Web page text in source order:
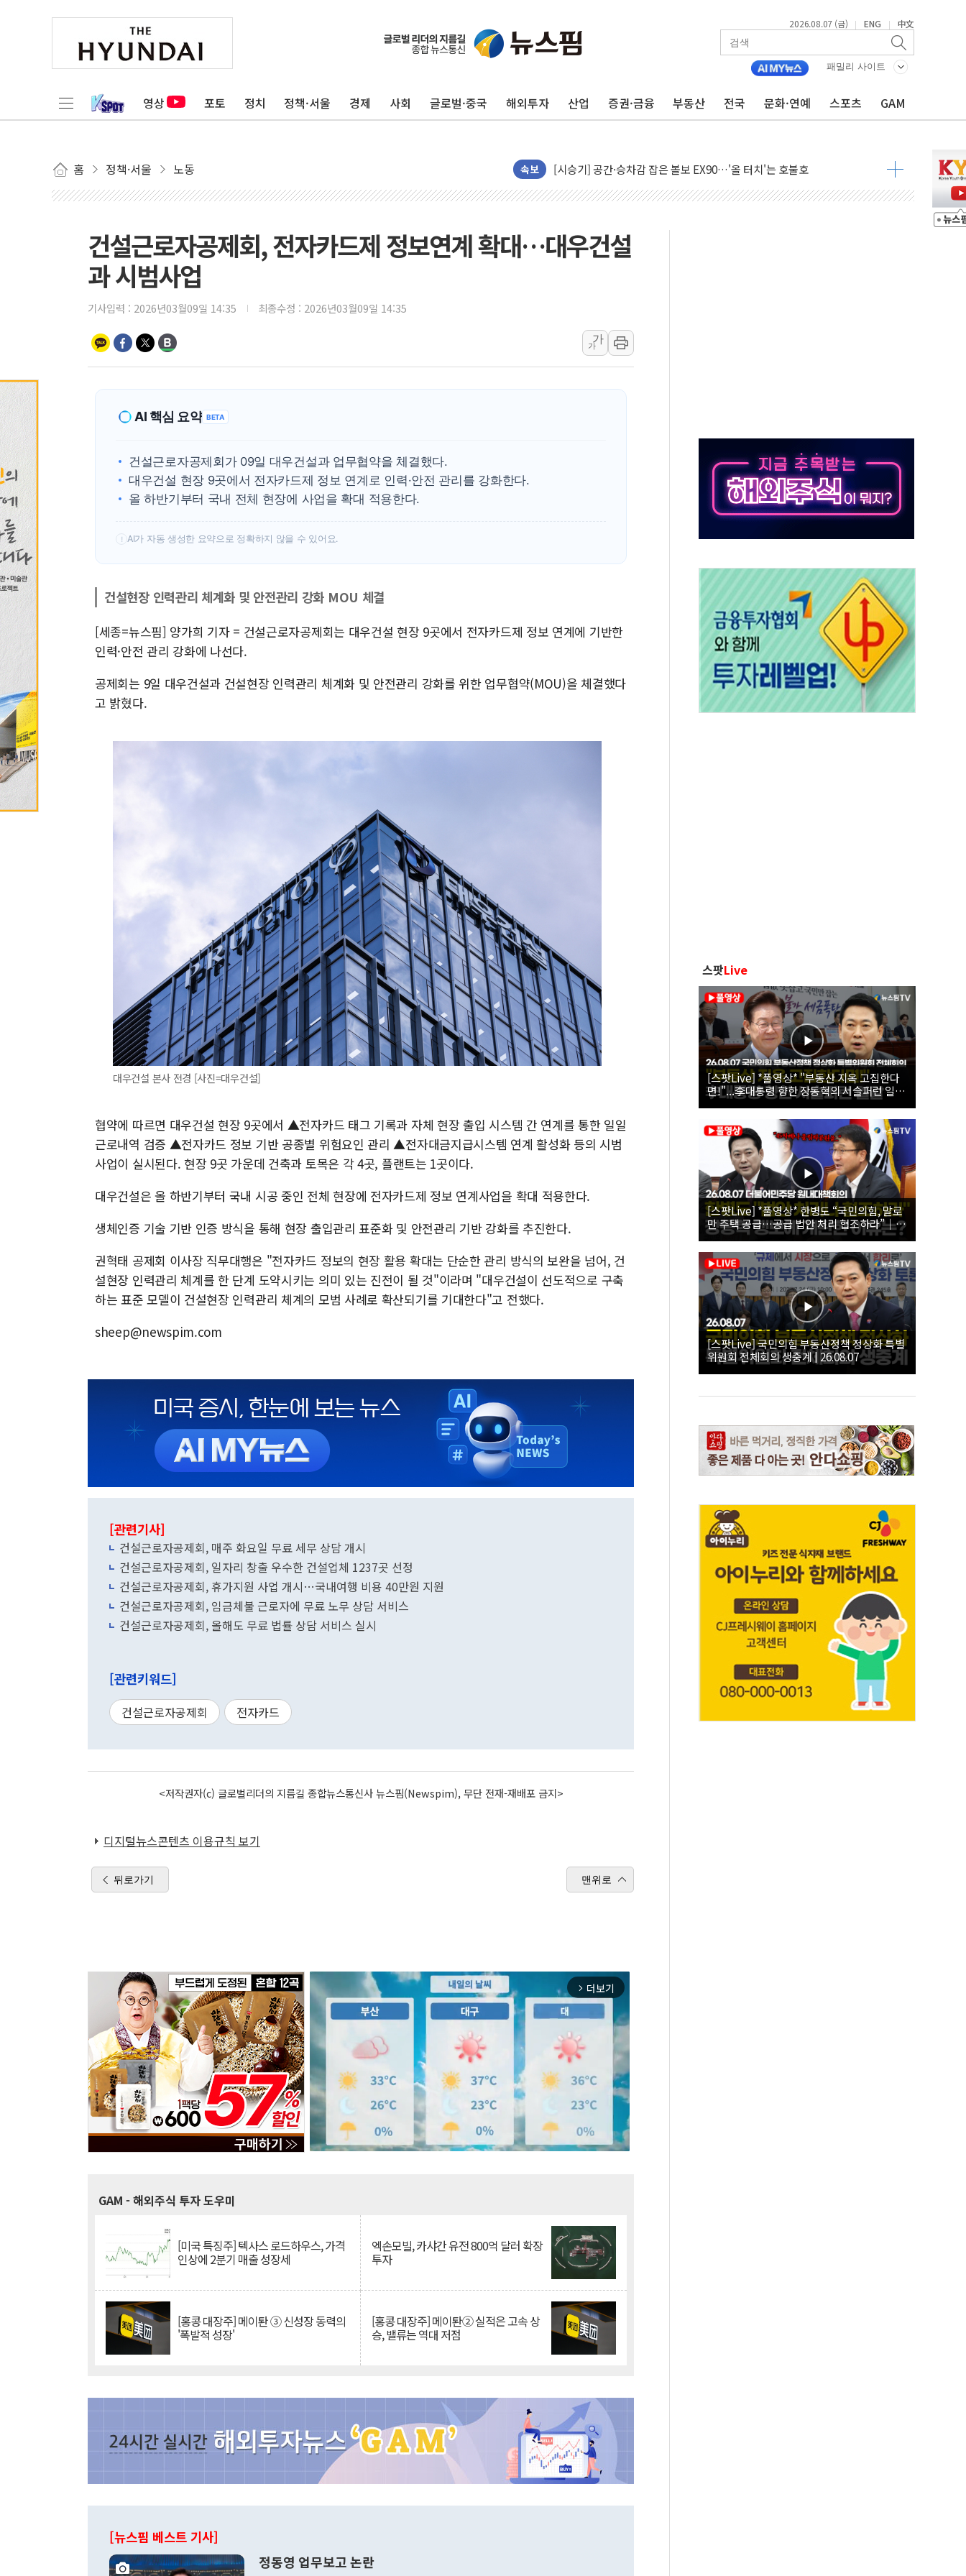
2026.08.07 (금) | ENG | 中文
패밀리 사이트
영상 포토 정치 정책·서울 경제 사회 글로벌·중국 해외투자 산업 증권·금융 부동산 전국 문화·연예 스포츠 GAM
홈 정책·서울 노동 속보
인도, 바이오가스 생산에 3.5조원 투입키로...'에너지 자립' 일환
서울시, 정비사업으로 주택 36% 늘었다...공급부족 전 시장 규제 탓 커
"일부 존치" vs "전면 개발"…서리풀2구역 갈등, 협의 테이블에
[AI 카드뉴스] 기후변화가 바꾼 대한민국 여름
수박으로 여름 나는 하마
전남광주 구례 산불 32분 만에 주불 진화...인명피해 없어
돌아온 홈플러스
[종합] 청도 흥선리 야산 산불 1시간36분만에 주불진화....인명피해 없어
SKT, '8월 월간 럭키 페스타' 실시...휴대폰 결제 최대 6000원 할인
LG헬로비전 '헬로모바일', 교보문고 제휴 전자책 요금제 출시
KTis, 02-114로 카카오 T 택시 호출 서비스
건설근로자공제회, 전자카드제 정보연계 확대…대우건설
과 시범사업
기사입력 : 2026년03월09일 14:35 최종수정 : 2026년03월09일 14:35
가
가
AI 핵심 요약 BETA
건설근로자공제회가 09일 대우건설과 업무협약을 체결했다.
대우건설 현장 9곳에서 전자카드제 정보 연계로 인력·안전 관리를 강화한다.
올 하반기부터 국내 전체 현장에 사업을 확대 적용한다.
! AI가 자동 생성한 요약으로 정확하지 않을 수 있어요.
건설현장 인력관리 체계화 및 안전관리 강화 MOU 체결
[세종=뉴스핌] 양가희 기자 = 건설근로자공제회는 대우건설 현장 9곳에서 전자카드제 정보 연계에 기반한
인력·안전 관리 강화에 나선다.
공제회는 9일 대우건설과 건설현장 인력관리 체계화 및 안전관리 강화를 위한 업무협약(MOU)을 체결했다
고 밝혔다.
대우건설 본사 전경 [사진=대우건설]
협약에 따르면 대우건설 현장 9곳에서 ▲전자카드 태그 기록과 자체 현장 출입 시스템 간 연계를 통한 일일
근로내역 검증 ▲전자카드 정보 기반 공종별 위험요인 관리 ▲전자대금지급시스템 연계 활성화 등의 시범
사업이 실시된다. 현장 9곳 가운데 건축과 토목은 각 4곳, 플랜트는 1곳이다.
대우건설은 올 하반기부터 국내 시공 중인 전체 현장에 전자카드제 정보 연계사업을 확대 적용한다.
생체인증 기술 기반 인증 방식을 통해 현장 출입관리 표준화 및 안전관리 기반 강화를 추진한다.
권혁태 공제회 이사장 직무대행은 "전자카드 정보의 현장 활용 확대는 단순한 관리 방식의 보완을 넘어, 건
설현장 인력관리 체계를 한 단계 도약시키는 의미 있는 진전이 될 것"이라며 "대우건설이 선도적으로 구축
하는 표준 모델이 건설현장 인력관리 체계의 모범 사례로 확산되기를 기대한다"고 전했다.
sheep@newspim.com
[관련기사]
건설근로자공제회, 매주 화요일 무료 세무 상담 개시
건설근로자공제회, 일자리 창출 우수한 건설업체 1237곳 선정
건설근로자공제회, 휴가지원 사업 개시…국내여행 비용 40만원 지원
건설근로자공제회, 임금체불 근로자에 무료 노무 상담 서비스
건설근로자공제회, 올해도 무료 법률 상담 서비스 실시
[관련키워드]
건설근로자공제회 전자카드
<저작권자(c) 글로벌리더의 지름길 종합뉴스통신사 뉴스핌(Newspim), 무단 전재-재배포 금지>
디지털뉴스콘텐츠 이용규칙 보기
뒤로가기 맨위로
arrow_forward_ios 더보기
GAM - 해외주식 투자 도우미
[미국 특징주] 텍사스 로드하우스, 가격
인상에 2분기 매출 성장세
엑손모빌, 카샤간 유전 800억 달러 확장
투자
[홍콩 대장주] 메이퇀 ③ 신성장 동력의
'폭발적 성장'
[홍콩 대장주] 메이퇀② 실적은 고속 상
승, 밸류는 역대 저점
[뉴스핌 베스트 기사]
정동영 업무보고 논란
스팟Live
[스팟Live] *풀영상* "부동산 지옥 고집한다
면!"...李대통령 향한 장동혁의 서슬퍼런 일갈
| 26.08.07 국민의힘 부동산정책 정상화 특별
위원회 전체회의
[스팟Live] *풀영상* 한병도 “국민의힘, 말로
만 주택 공급…공급 법안 처리 협조하라”｜
26.08.07 더불어민주당 원내대책회의
[스팟Live] 국민의힘 부동산정책 정상화 특별
위원회 전체회의 생중계 | 26.08.07